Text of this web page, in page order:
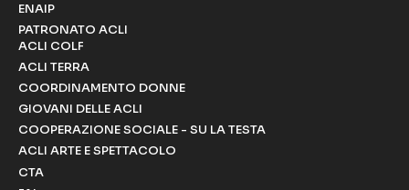
ENAIP
PATRONATO ACLI
ACLI COLF
ACLI TERRA
COORDINAMENTO DONNE
GIOVANI DELLE ACLI
COOPERAZIONE SOCIALE - SU LA TESTA
ACLI ARTE E SPETTACOLO
CTA